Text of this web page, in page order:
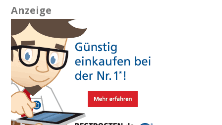
Anzeige